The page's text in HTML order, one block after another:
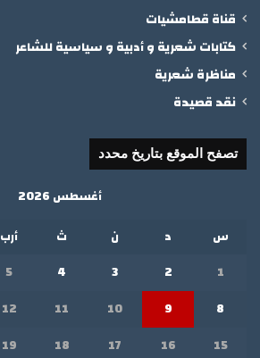
قناة قطامشيات
كتابات شعرية و أدبية و سياسية للشاعر
مناظرة شعرية
نقد قصيدة
تصفح الموقع بتاريخ محدد
أغسطس 2026
س
د ن ث أرب
1
2
3
4
5
8
9
10
11
12
15
16
17
18
19